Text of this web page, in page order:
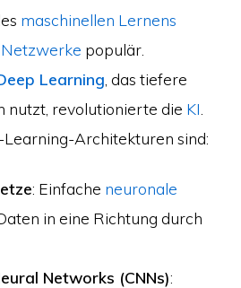
maschinellen Lernens
populär.
Learning , das tiefere
nutzt, revolutionierte die KI
Architekturen sind:
: Einfache neuronale
in eine Richtung durch
Networks (CNNs):